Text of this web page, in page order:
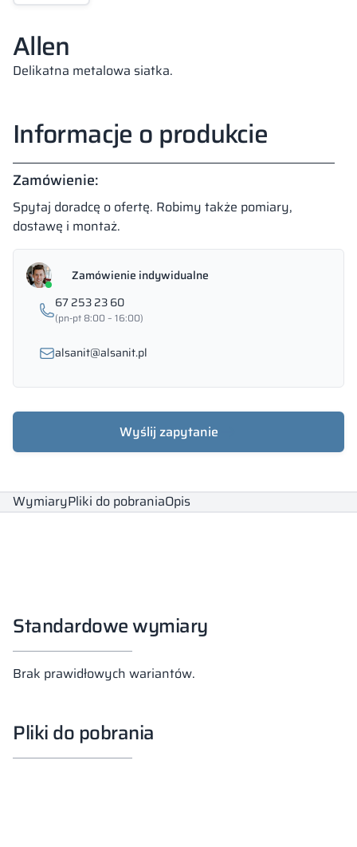
Allen
Delikatna metalowa siatka.
Informacje o produkcie
Zamówienie:
Spytaj doradcę o ofertę. Robimy także pomiary,
dostawę i montaż.
Zamówienie indywidualne
67 253 23 60
(pn-pt 8:00 – 16:00)
alsanit@alsanit.pl
Wyślij zapytanie
WymiaryPliki do pobraniaOpis
Standardowe wymiary
Brak prawidłowych wariantów.
Pliki do pobrania